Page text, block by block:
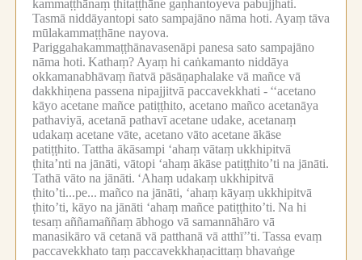
kammaṭṭhānaṃ ṭhitaṭṭhāne gaṇhantoyeva pabujjhati.
Tasmā niddāyantopi sato sampajāno nāma hoti. Ayaṃ tāva
mūlakammaṭṭhāne nayova.
Pariggahakammaṭṭhānavasenāpi panesa sato sampajāno
nāma hoti. Kathaṃ? Ayaṃ hi caṅkamanto niddāya
okkamanabhāvaṃ ñatvā pāsāṇaphalake vā mañce vā
dakkhiṇena passena nipajjitvā paccavekkhati - ‘‘acetano
kāyo acetane mañce patiṭṭhito, acetano mañco acetanāya
pathaviyā, acetanā pathavī acetane udake, acetanaṃ
udakaṃ acetane vāte, acetano vāto acetane ākāse
patiṭṭhito. Tattha ākāsampi ‘ahaṃ vātaṃ ukkhipitvā
ṭhita’nti na jānāti, vātopi ‘ahaṃ ākāse patiṭṭhito’ti na jānāti.
Tathā vāto na jānāti. ‘Ahaṃ udakaṃ ukkhipitvā
ṭhito’ti...pe... mañco na jānāti, ‘ahaṃ kāyaṃ ukkhipitvā
ṭhito’ti, kāyo na jānāti ‘ahaṃ mañce patiṭṭhito’ti. Na hi
tesaṃ aññamaññaṃ ābhogo vā samannāhāro vā
manasikāro vā cetanā vā patthanā vā atthī’’ti. Tassa evaṃ
paccavekkhato taṃ paccavekkhaṇacittaṃ bhavaṅge